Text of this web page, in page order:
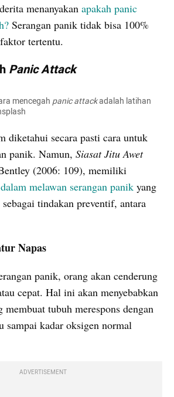
menanyakan apakah panic
Serangan panik tidak bisa 100%
tertentu.
Panic Attack
mencegah panic attack adalah latihan
diketahui secara pasti cara untuk
panik. Namun, Siasat Jitu Awet
(2006: 109), memiliki
melawan serangan panik yang
tindakan preventif, antara
Napas
panik, orang akan cenderung
cepat. Hal ini akan menyebabkan
tubuh merespons dengan
sampai kadar oksigen normal
ADVERTISEMENT